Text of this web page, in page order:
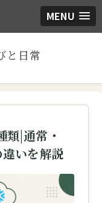
MENU
と日常
|通常・
いを解説